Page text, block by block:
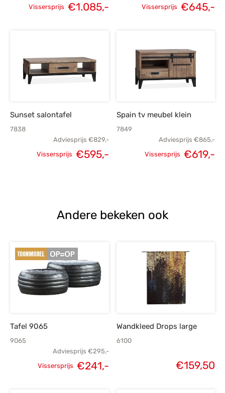
Vissersprijs €1.085,-
€1.085,-.
€899,-.
Vissersprijs €645,-
Sunset salontafel
7838
Adviesprijs €829,-
Vissersprijs €595,-
Spain tv meubel klein
7849
Adviesprijs €865,-
Vissersprijs €619,-
Andere bekeken ook
Tafel 9065
9065
Adviesprijs €295,-
Vissersprijs €241,-
Wandkleed Drops large
6100
€159,50